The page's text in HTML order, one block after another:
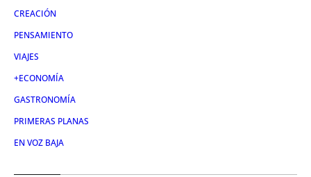
CREACIÓN
PENSAMIENTO
VIAJES
+ECONOMÍA
GASTRONOMÍA
PRIMERAS PLANAS
EN VOZ BAJA